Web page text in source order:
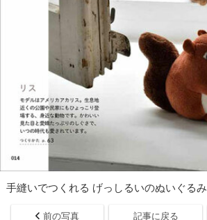
手縫いでつくれる げっしるいのぬいぐるみ
前の写真 記事に戻る